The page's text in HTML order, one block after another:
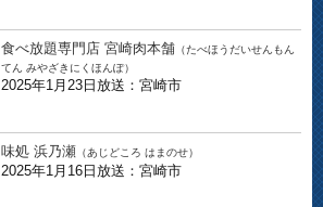
食べ放題専門店 宮崎肉本舗 （たべほうだいせんもん
てん みやざきにくほんぽ）
2025年1月23日放送：宮崎市
味処 浜乃瀬 （あじどころ はまのせ）
2025年1月16日放送：宮崎市